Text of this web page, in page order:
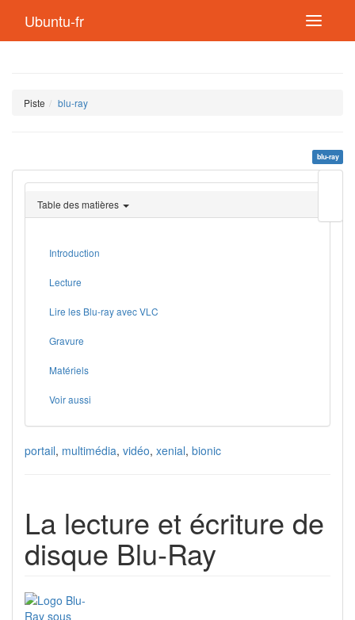
Ubuntu-fr
Piste blu-ray
blu-ray
page
Table des matières
Introduction
Lecture
Lire les Blu-ray avec VLC
Gravure
Matériels
Voir aussi
portail, multimédia, vidéo, xenial, bionic
La lecture et écriture de
disque Blu-Ray